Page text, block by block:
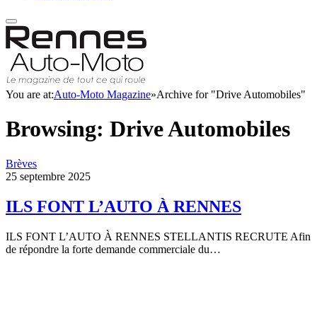
You are at:Auto-Moto Magazine»Archive for "Drive Automobiles"
Browsing: Drive Automobiles
Brèves
25 septembre 2025
ILS FONT L’AUTO À RENNES
ILS FONT L’AUTO À RENNES STELLANTIS RECRUTE Afin
de répondre la forte demande commerciale du…